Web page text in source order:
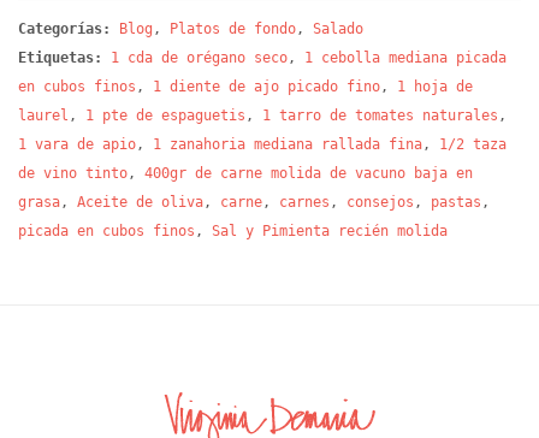
Categorías: Blog , Platos de fondo, Salado
Etiquetas:
1 cda de orégano seco, 1 cebolla mediana picada
en cubos finos , 1 diente de ajo picado fino, 1 hoja de
laurel , 1 pte de espaguetis , 1 tarro de tomates naturales ,
1 vara de apio, 1 zanahoria mediana rallada fina, 1/2 taza
de vino tinto, 400gr de carne molida de vacuno baja en
grasa, Aceite de oliva, carne, carnes , consejos , pastas ,
picada en cubos finos , Sal y Pimienta recién molida